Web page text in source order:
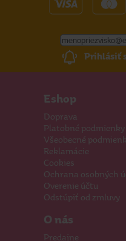
Prihlásiť
Eshop
Doprava
Platobné podmienky
Všeobecné
Reklamácie
Cookies
Ochrana osobných
Overenie účtu
Odstúpiť od zmluvy
O nás
Predajne